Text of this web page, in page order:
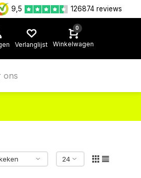
9,5 126874 reviews
Verlanglijst
0
Winkelwagen
ons